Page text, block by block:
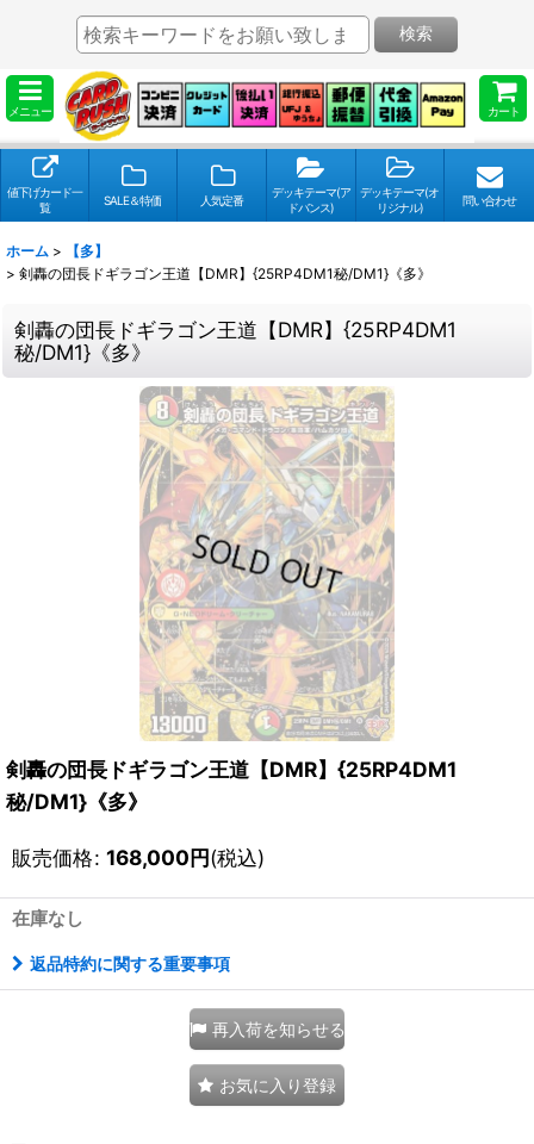
メニュー カート
検索
値下げカード一
覧
SALE＆特価 人気定番
デッキテーマ(ア
ドバンス)
デッキテーマ(オ
リジナル)
問い合わせ
ホーム >
【多】
> 剣轟の団長ドギラゴン王道【DMR】{25RP4DM1秘/DM1}《多》
剣轟の団長ドギラゴン王道【DMR】{25RP4DM1
秘/DM1}《多》
剣轟の団長ドギラゴン王道【DMR】{25RP4DM1
秘/DM1}《多》
販売価格: 168,000円(税込)
在庫なし
返品特約に関する重要事項
再入荷を知らせる
お気に入り登録